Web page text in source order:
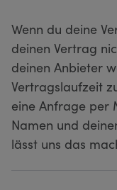
Wenn du deine
deinen Vertrag
deinen Anbieter
Vertragslaufzeit
eine Anfrage per
Namen und
lässt uns das